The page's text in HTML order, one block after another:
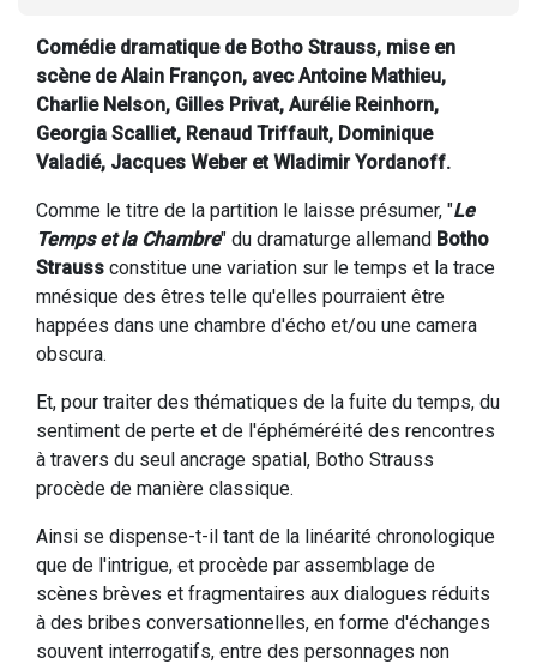
Comédie dramatique de Botho Strauss, mise en
scène de Alain Françon, avec Antoine Mathieu,
Charlie Nelson, Gilles Privat, Aurélie Reinhorn,
Georgia Scalliet, Renaud Triffault, Dominique
Valadié, Jacques Weber et Wladimir Yordanoff.
Comme le titre de la partition le laisse présumer, "Le
Temps et la Chambre" du dramaturge allemand Botho
Strauss constitue une variation sur le temps et la trace
mnésique des êtres telle qu'elles pourraient être
happées dans une chambre d'écho et/ou une camera
obscura.
Et, pour traiter des thématiques de la fuite du temps, du
sentiment de perte et de l'éphéméréité des rencontres
à travers du seul ancrage spatial, Botho Strauss
procède de manière classique.
Ainsi se dispense-t-il tant de la linéarité chronologique
que de l'intrigue, et procède par assemblage de
scènes brèves et fragmentaires aux dialogues réduits
à des bribes conversationnelles, en forme d'échanges
souvent interrogatifs, entre des personnages non